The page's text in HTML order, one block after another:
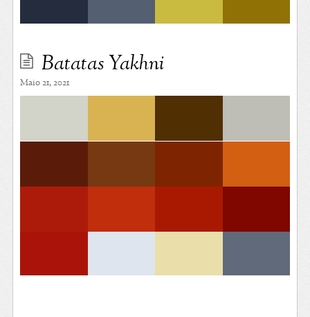
Batatas Yakhni
Maio 21, 2021